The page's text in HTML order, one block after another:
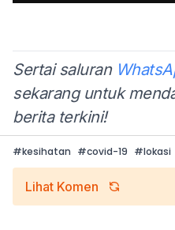
Sertai saluran
sekarang untuk
berita terkini!
#kesihatan #covid-19 #lokasi
Lihat Komen